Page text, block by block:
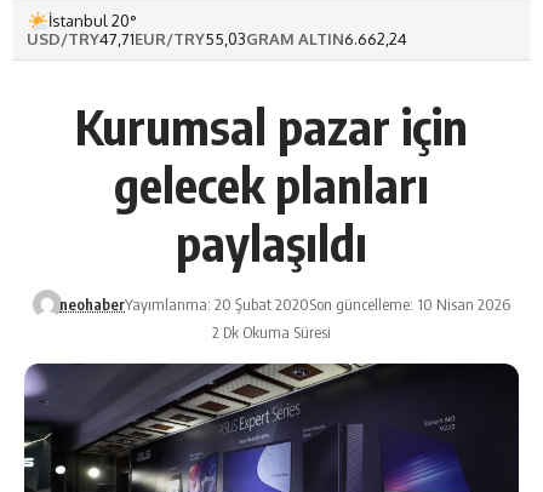
İstanbul 20°
USD/TRY47,71EUR/TRY55,03GRAM ALTIN6.662,24
Kurumsal pazar için
gelecek planları
paylaşıldı
neohaberYayımlanma: 20 Şubat 2020Son güncelleme: 10 Nisan 2026
2 Dk Okuma Süresi